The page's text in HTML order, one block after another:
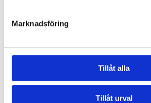
Marknadsföring
Tillåt alla
Tillåt urval
Grundläggning:
Kombipanna med ved/el, luftvärmempump